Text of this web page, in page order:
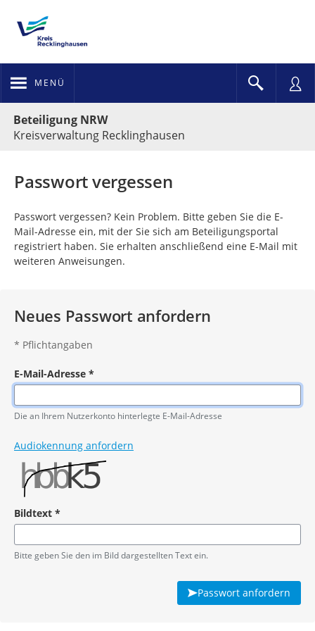
MENÜ
Beteiligung NRW
Kreisverwaltung Recklinghausen
Passwort vergessen
Passwort vergessen? Kein Problem. Bitte geben Sie die E-
Mail-Adresse ein, mit der Sie sich am Beteiligungsportal
registriert haben. Sie erhalten anschließend eine E-Mail mit
weiteren Anweisungen.
Neues Passwort anfordern
* Pflichtangaben
E-Mail-Adresse *
Pflichtangabe
Die an Ihrem Nutzerkonto hinterlegte E-Mail-Adresse
Audiokennung anfordern
Bildtext *
Pflichtangabe
Bitte geben Sie den im Bild dargestellten Text ein.
Passwort anfordern